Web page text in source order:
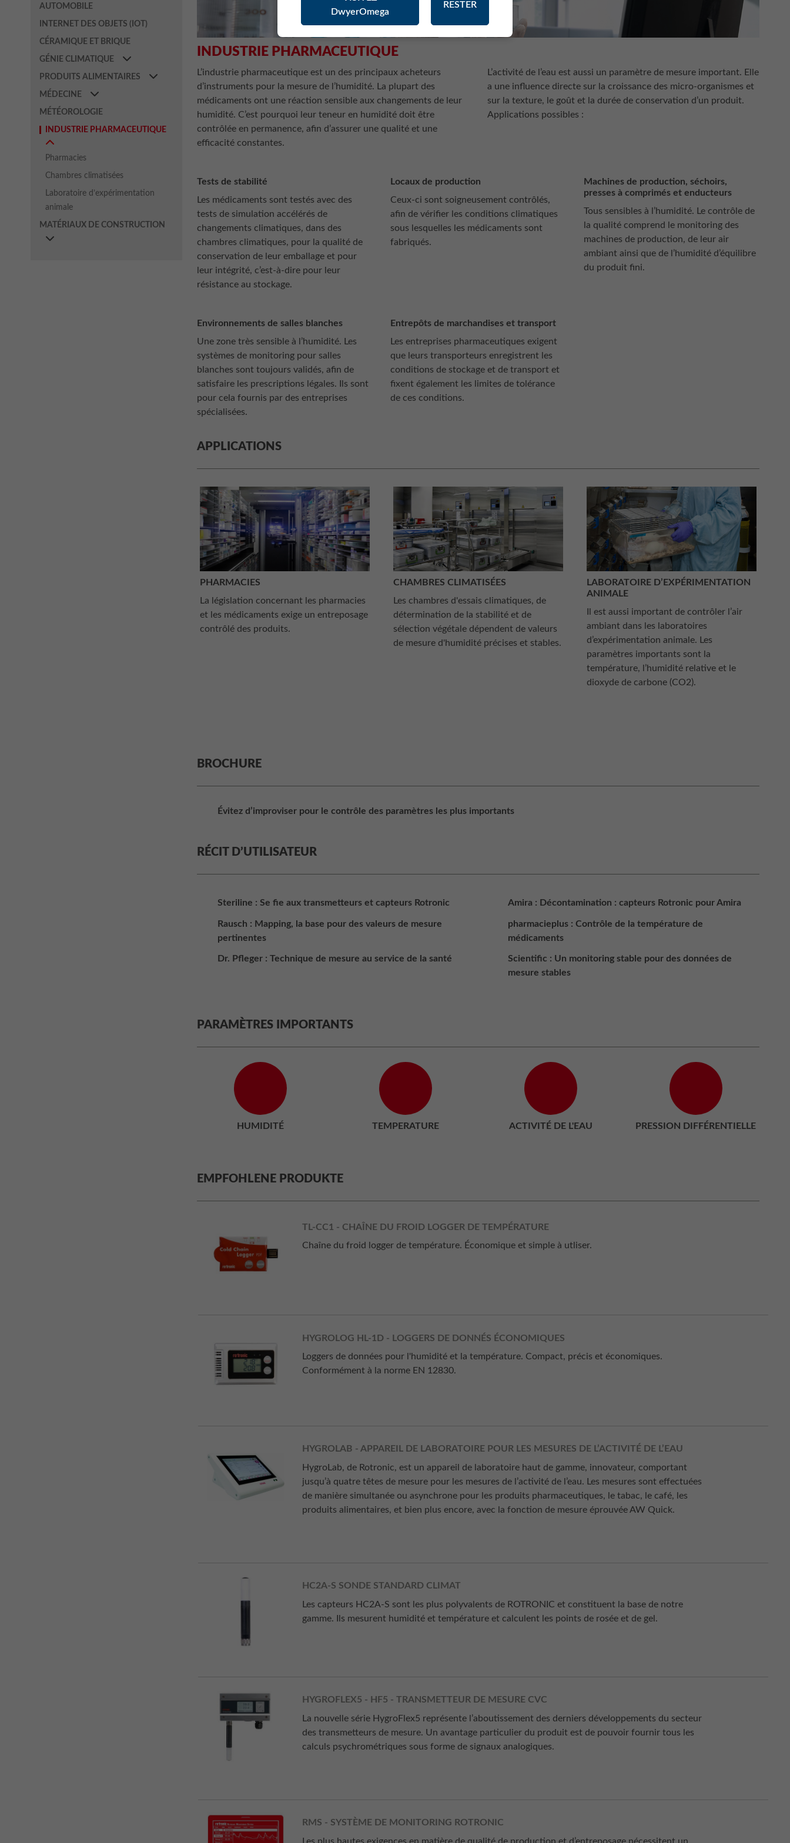
INDUSTRIE PHARMACEUTIQUE
L’industrie pharmaceutique est un des principaux acheteurs
d’instruments pour la mesure de l’humidité. La plupart des
médicaments ont une réaction sensible aux changements de leur
humidité. C’est pourquoi leur teneur en humidité doit être
contrôlée en permanence, afin d’assurer une qualité et une
efficacité constantes.
L’activité de l’eau est aussi un paramètre de mesure important. Elle
a une influence directe sur la croissance des micro-organismes et
sur la texture, le goût et la durée de conservation d’un produit.
Applications possibles :
Tests de stabilité
Les médicaments sont testés avec des
tests de simulation accélérés de
changements climatiques, dans des
chambres climatiques, pour la qualité de
conservation de leur emballage et pour
leur intégrité, c’est-à-dire pour leur
résistance au stockage.
Locaux de production
Ceux-ci sont soigneusement contrôlés,
afin de vérifier les conditions climatiques
sous lesquelles les médicaments sont
fabriqués.
Machines de production, séchoirs,
presses à comprimés et enducteurs
Tous sensibles à l’humidité. Le contrôle de
la qualité comprend le monitoring des
machines de production, de leur air
ambiant ainsi que de l’humidité d’équilibre
du produit fini.
Environnements de salles blanches
Une zone très sensible à l’humidité. Les
systèmes de monitoring pour salles
blanches sont toujours validés, afin de
satisfaire les prescriptions légales. Ils sont
pour cela fournis par des entreprises
spécialisées.
Entrepôts de marchandises et transport
Les entreprises pharmaceutiques exigent
que leurs transporteurs enregistrent les
conditions de stockage et de transport et
fixent également les limites de tolérance
de ces conditions.
APPLICATIONS
PHARMACIES
La législation concernant les pharmacies
et les médicaments exige un entreposage
contrôlé des produits.
CHAMBRES CLIMATISÉES
Les chambres d'essais climatiques, de
détermination de la stabilité et de
sélection végétale dépendent de valeurs
de mesure d'humidité précises et stables.
LABORATOIRE D’EXPÉRIMENTATION
ANIMALE
Il est aussi important de contrôler l’air
ambiant dans les laboratoires
d’expérimentation animale. Les
paramètres importants sont la
température, l’humidité relative et le
dioxyde de carbone (CO2).
BROCHURE
Évitez d’improviser pour le contrôle des paramètres les plus importants
RÉCIT D’UTILISATEUR
Steriline : Se fie aux transmetteurs et capteurs Rotronic
Rausch : Mapping, la base pour des valeurs de mesure
pertinentes
Dr. Pfleger : Technique de mesure au service de la santé
Amira : Décontamination : capteurs Rotronic pour Amira
pharmacieplus : Contrôle de la température de
médicaments
Scientific : Un monitoring stable pour des données de
mesure stables
PARAMÈTRES IMPORTANTS
HUMIDITÉ TEMPERATURE ACTIVITÉ DE L'EAU PRESSION DIFFÉRENTIELLE
EMPFOHLENE PRODUKTE
TL-CC1 - CHAÎNE DU FROID LOGGER DE TEMPÉRATURE
Chaîne du froid logger de température. Économique et simple à utliser.
HYGROLOG HL-1D - LOGGERS DE DONNÉS ÉCONOMIQUES
Loggers de données pour l'humidité et la température. Compact, précis et économiques.
Conformément à la norme EN 12830.
HYGROLAB - APPAREIL DE LABORATOIRE POUR LES MESURES DE L’ACTIVITÉ DE L’EAU
HygroLab, de Rotronic, est un appareil de laboratoire haut de gamme, innovateur, comportant
jusqu’à quatre têtes de mesure pour les mesures de l’activité de l’eau. Les mesures sont effectuées
de manière simultanée ou asynchrone pour les produits pharmaceutiques, le tabac, le café, les
produits alimentaires, et bien plus encore, avec la fonction de mesure éprouvée AW Quick.
HC2A-S SONDE STANDARD CLIMAT
Les capteurs HC2A-S sont les plus polyvalents de ROTRONIC et constituent la base de notre
gamme. Ils mesurent humidité et température et calculent les points de rosée et de gel.
HYGROFLEX5 - HF5 - TRANSMETTEUR DE MESURE CVC
La nouvelle série HygroFlex5 représente l’aboutissement des derniers développements du secteur
des transmetteurs de mesure. Un avantage particulier du produit est de pouvoir fournir tous les
calculs psychrométriques sous forme de signaux analogiques.
RMS - SYSTÈME DE MONITORING ROTRONIC
Les plus hautes exigences en matière de qualité de production et d’entreposage nécessitent un
AUTOMOBILE
INTERNET DES OBJETS (IOT)
CÉRAMIQUE ET BRIQUE
GÉNIE CLIMATIQUE
PRODUITS ALIMENTAIRES
MÉDECINE
MÉTÉOROLOGIE
INDUSTRIE PHARMACEUTIQUE
Pharmacies
Chambres climatisées
Laboratoire d’expérimentation
animale
MATÉRIAUX DE CONSTRUCTION
DwyerOmega
RESTER